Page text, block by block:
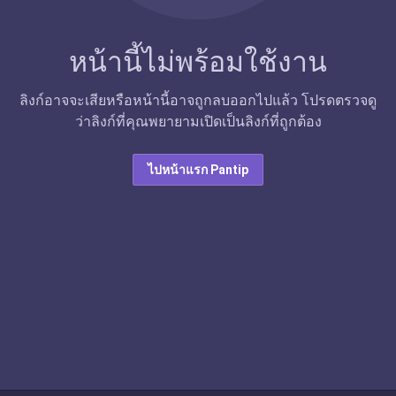
หน้านี้ไม่พร้อมใช้งาน
ลิงก์อาจจะเสียหรือหน้านี้อาจถูกลบออกไปแล้ว โปรดตรวจดู
ว่าลิงก์ที่คุณพยายามเปิดเป็นลิงก์ที่ถูกต้อง
ไปหน้าแรก Pantip